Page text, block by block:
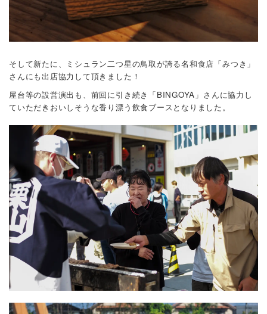
そして新たに、ミシュラン二つ星の鳥取が誇る名和食店「みつき」
さんにも出店協力して頂きました！
屋台等の設営演出も、前回に引き続き「BINGOYA」さんに協力し
ていただきおいしそうな香り漂う飲食ブースとなりました。